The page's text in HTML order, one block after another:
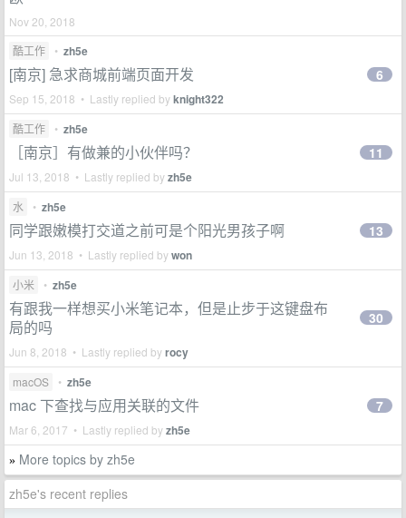
Nov 20, 2018
酷工作
• zh5e
[南京] 急求商城前端页面开发
Sep 15, 2018 • Lastly replied byknight322
6
酷工作 • zh5e
［南京］有做兼的小伙伴吗？
Jul 13, 2018 • Lastly replied byzh5e
11
水 • zh5e
同学跟嫩模打交道之前可是个阳光男孩子啊
Jun 13, 2018 • Lastly replied bywon
13
小米 • zh5e
有跟我一样想买小米笔记本，但是止步于这键盘布
局的吗
Jun 8, 2018 • Lastly replied byrocy
30
macOS • zh5e
mac 下查找与应用关联的文件
Mar 6, 2017 • Lastly replied byzh5e
7
» More topics by zh5e
zh5e's recent replies